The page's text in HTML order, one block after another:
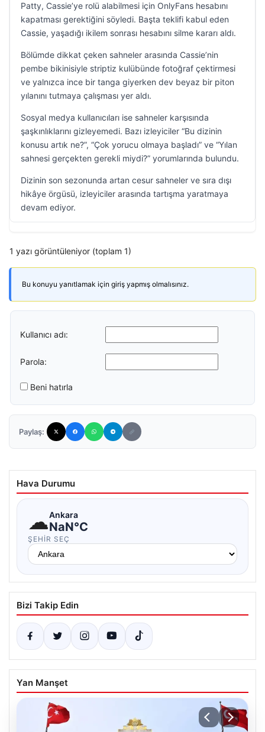
Patty, Cassie’ye rolü alabilmesi için OnlyFans hesabını
kapatması gerektiğini söyledi. Başta teklifi kabul eden
Cassie, yaşadığı ikilem sonrası hesabını silme kararı aldı.
Bölümde dikkat çeken sahneler arasında Cassie’nin
pembe bikinisiyle striptiz kulübünde fotoğraf çektirmesi
ve yalnızca ince bir tanga giyerken dev beyaz bir piton
yılanını tutmaya çalışması yer aldı.
Sosyal medya kullanıcıları ise sahneler karşısında
şaşkınlıklarını gizleyemedi. Bazı izleyiciler “Bu dizinin
konusu artık ne?”, “Çok yorucu olmaya başladı” ve “Yılan
sahnesi gerçekten gerekli miydi?” yorumlarında bulundu.
Dizinin son sezonunda artan cesur sahneler ve sıra dışı
hikâye örgüsü, izleyiciler arasında tartışma yaratmaya
devam ediyor.
1 yazı görüntüleniyor (toplam 1)
Bu konuyu yanıtlamak için giriş yapmış olmalısınız.
Kullanıcı adı:
Parola:
Beni hatırla
Paylaş:
Hava Durumu
☁Ankara
NaN°C
ŞEHIR SEÇ
Bizi Takip Edin
Yan Manşet